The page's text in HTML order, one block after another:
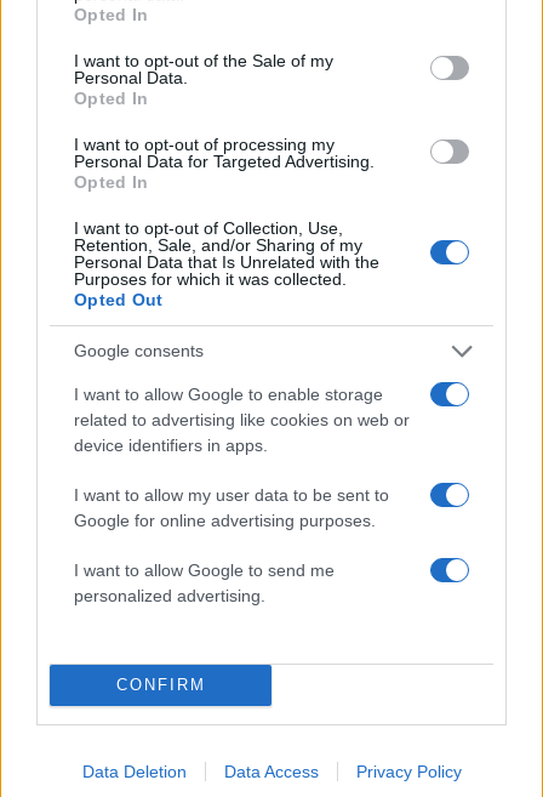
use your data for below specified purposes in below Google
consent section.
Opted In
I want to opt-out of the Sale of my
Personal Data.
Opted In
I want to opt-out of processing my
Personal Data for Targeted Advertising.
Opted In
I want to opt-out of Collection, Use,
Retention, Sale, and/or Sharing of my
Personal Data that Is Unrelated with the
Purposes for which it was collected.
Opted Out
Google consents
I want to allow Google to enable storage
related to advertising like cookies on web or
device identifiers in apps.
I want to allow my user data to be sent to
Google for online advertising purposes.
I want to allow Google to send me
personalized advertising.
CONFIRM
Data Deletion Data Access Privacy Policy
Αθηνά Οικονομάκου: Το βίντεο από τις
διακοπές της στο Μπόρα Μπόρα και το δίλημμα
– «Είμαι ξαπλωμένη έχοντας αυτή τη θέα»
06.08.2026
Μαρία Κορινθίου: «Αισθάνομαι μπουχτισμένη»
– Απαντάει για την αποχή της από τη
δημοσιότητα